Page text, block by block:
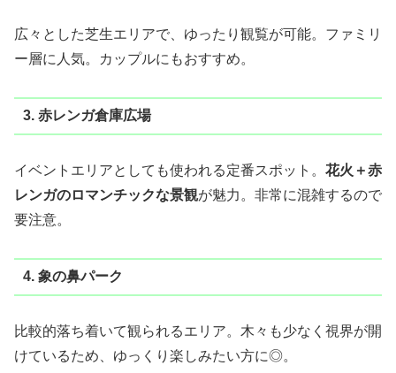
広々とした芝生エリアで、ゆったり観覧が可能。ファミリ
ー層に人気。カップルにもおすすめ。
3. 赤レンガ倉庫広場
イベントエリアとしても使われる定番スポット。 花火＋赤
レンガのロマンチックな景観が魅力。非常に混雑するので
要注意。
4. 象の鼻パーク
比較的落ち着いて観られるエリア。木々も少なく視界が開
けているため、ゆっくり楽しみたい方に◎。